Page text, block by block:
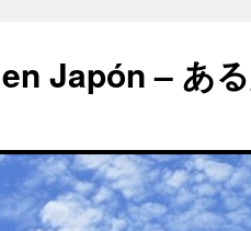
Japón – あ